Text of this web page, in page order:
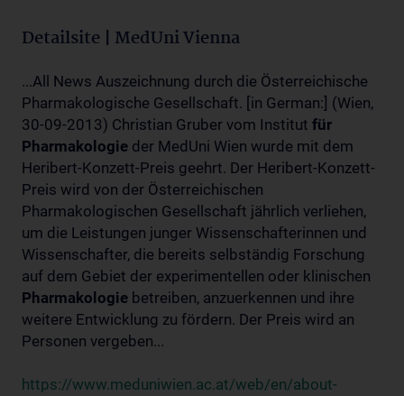
Detailsite | MedUni Vienna
...All News Auszeichnung durch die Österreichische
Pharmakologische Gesellschaft. [in German:] (Wien,
30-09-2013) Christian Gruber vom Institut für
Pharmakologie der MedUni Wien wurde mit dem
Heribert-Konzett-Preis geehrt. Der Heribert-Konzett-
Preis wird von der Österreichischen
Pharmakologischen Gesellschaft jährlich verliehen,
um die Leistungen junger Wissenschafterinnen und
Wissenschafter, die bereits selbständig Forschung
auf dem Gebiet der experimentellen oder klinischen
Pharmakologie betreiben, anzuerkennen und ihre
weitere Entwicklung zu fördern. Der Preis wird an
Personen vergeben...
https://www.meduniwien.ac.at/web/en/about-